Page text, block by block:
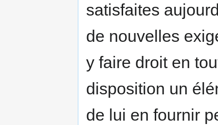
satisfaites
de nouvelles
y faire droit en
disposition un
de lui en fournir